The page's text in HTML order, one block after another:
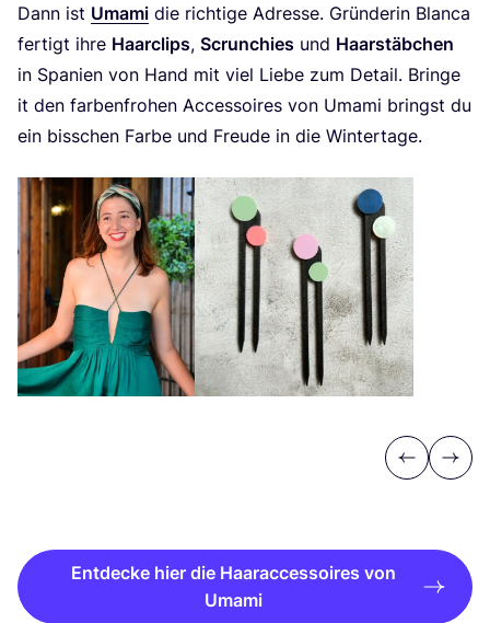
Dann ist Uma­mi die rich­ti­ge Adres­se. Grün­de­rin Blan­ca
fer­tigt ihre Haar­clips, Scrun­chies und Haar­stäb­chen
in Spa­ni­en von Hand mit viel Lie­be zum Detail. Brin­ge
it den far­ben­fro­hen Acces­soires von Uma­mi bringst du
ein biss­chen Far­be und Freu­de in die Wintertage.
Previous
Next
Entdecke hier die Haaraccessoires von
Umami